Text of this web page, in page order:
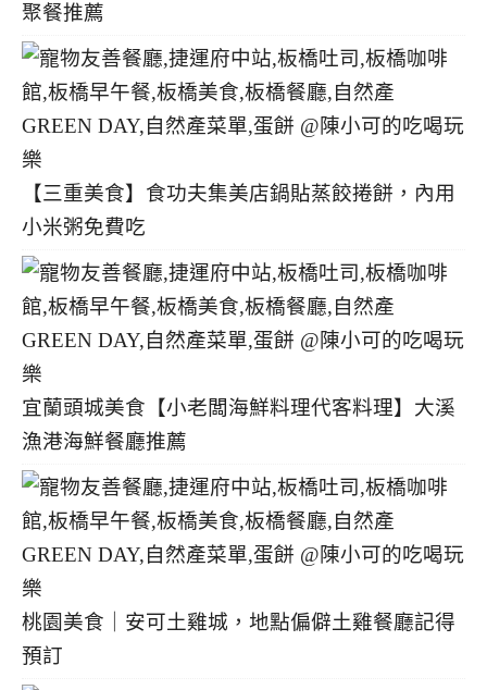
聚餐推薦
【三重美食】食功夫集美店鍋貼蒸餃捲餅，內用
小米粥免費吃
宜蘭頭城美食【小老闆海鮮料理代客料理】大溪
漁港海鮮餐廳推薦
桃園美食｜安可土雞城，地點偏僻土雞餐廳記得
預訂